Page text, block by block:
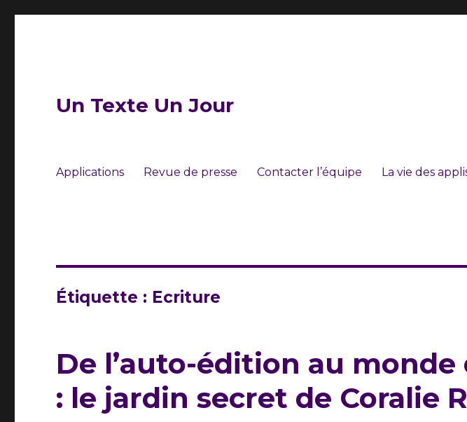
Un Texte Un Jour
Applications Revue de presse Contacter l’équipe La vie des
Étiquette : Ecriture
De l’auto-édition au monde
: le jardin secret de Coralie